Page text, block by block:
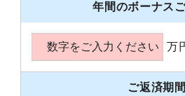
年間のボーナス
万
ご返済期間